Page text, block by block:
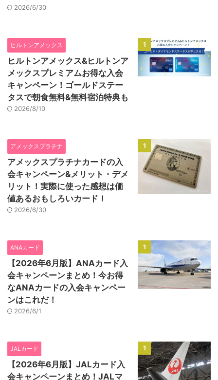
2026/6/30
1
ヒルトンアメックス
ヒルトンアメックス&ヒルトンア
メックスプレミアムお得な入会
キャンペーン！ゴールドステー
タスで朝食無料&無料宿泊特典も
2026/8/10
1
アメックスプラチナ
アメックスプラチナカードの入
会キャンペーン&メリット・デメ
リット！実際に使った感想は価
値あるおもしろいカード！
2026/6/30
1
ANAカード
【2026年6月版】ANAカード入
会キャンペーンまとめ！今お得
なANAカードの入会キャンペー
ンはこれだ！
2026/6/1
1
JALカード
【2026年6月版】JALカード入
会キャンペーンまとめ！JALマ